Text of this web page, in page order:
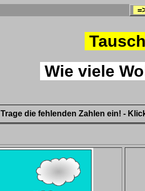
Wie viele
Trage die fehlenden Zahlen ein! -